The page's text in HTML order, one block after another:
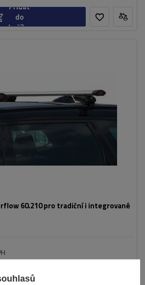
Přidat
do
košíku
60.210 pro tradiční i integrované
srpna